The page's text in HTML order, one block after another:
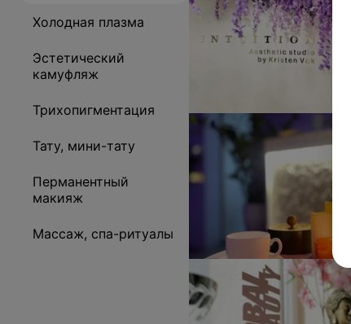
Холодная плазма
Эстетический
камуфляж
Трихопигментация
Тату, мини-тату
Перманентный
макияж
Массаж, спа-ритуалы